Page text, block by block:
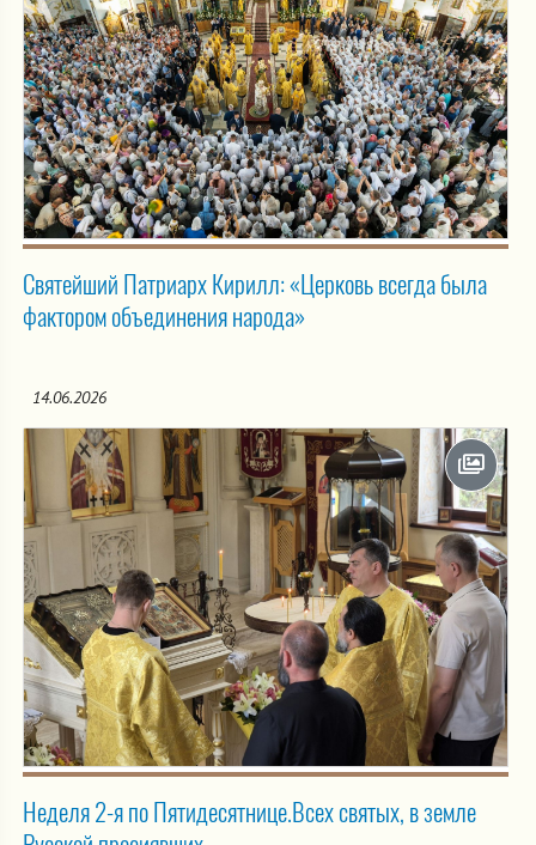
Святейший Патриарх Кирилл: «Церковь всегда была
фактором объединения народа»
14.06.2026
Неделя 2-я по Пятидесятнице.Всех святых, в земле